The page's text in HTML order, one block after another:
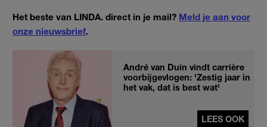
Het beste van LINDA. direct in je mail? Meld je aan voor
onze nieuwsbrief.
André van Duin vindt carrière
voorbijgevlogen: 'Zestig jaar in
het vak, dat is best wat'
LEES OOK